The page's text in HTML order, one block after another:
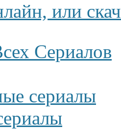
или
Сериалов
сериалы